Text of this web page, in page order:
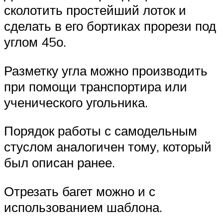
сколотить простейший лоток и
сделать в его бортиках прорези под
углом 45о.
Разметку угла можно производить
при помощи транспортира или
ученического угольника.
Порядок работы с самодельным
стуслом аналогичен тому, который
был описан ранее.
Отрезать багет можно и с
использованием шаблона.